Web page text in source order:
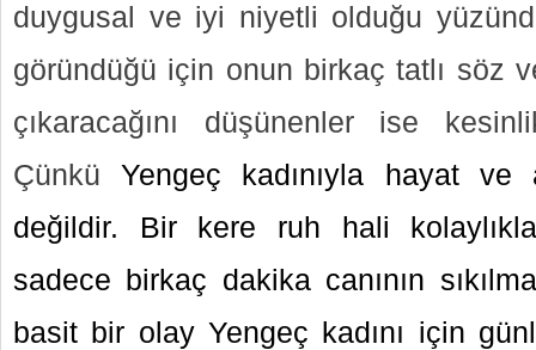
duygusal ve iyi niyetli olduğu
göründüğü için onun birkaç tatlı söz
çıkaracağını düşünenler ise
ÇünküYengeç kadınıyla hayat
değildir. Bir kere ruh hali
sadece birkaç dakika canının
basit bir olay Yengeç kadını için